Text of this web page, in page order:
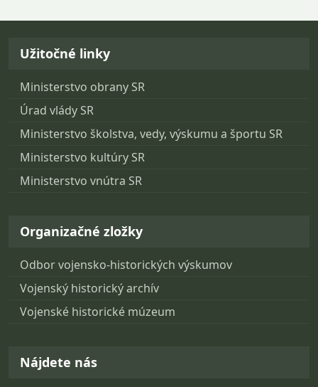
Návrat na začiatok stránky
Užitočné linky
Ministerstvo obrany SR
Úrad vlády SR
Ministerstvo školstva, vedy, výskumu a športu SR
Ministerstvo kultúry SR
Ministerstvo vnútra SR
Organizačné zložky
Odbor vojensko-historických výskumov
Vojenský historický archív
Vojenské historické múzeum
Nájdete nás